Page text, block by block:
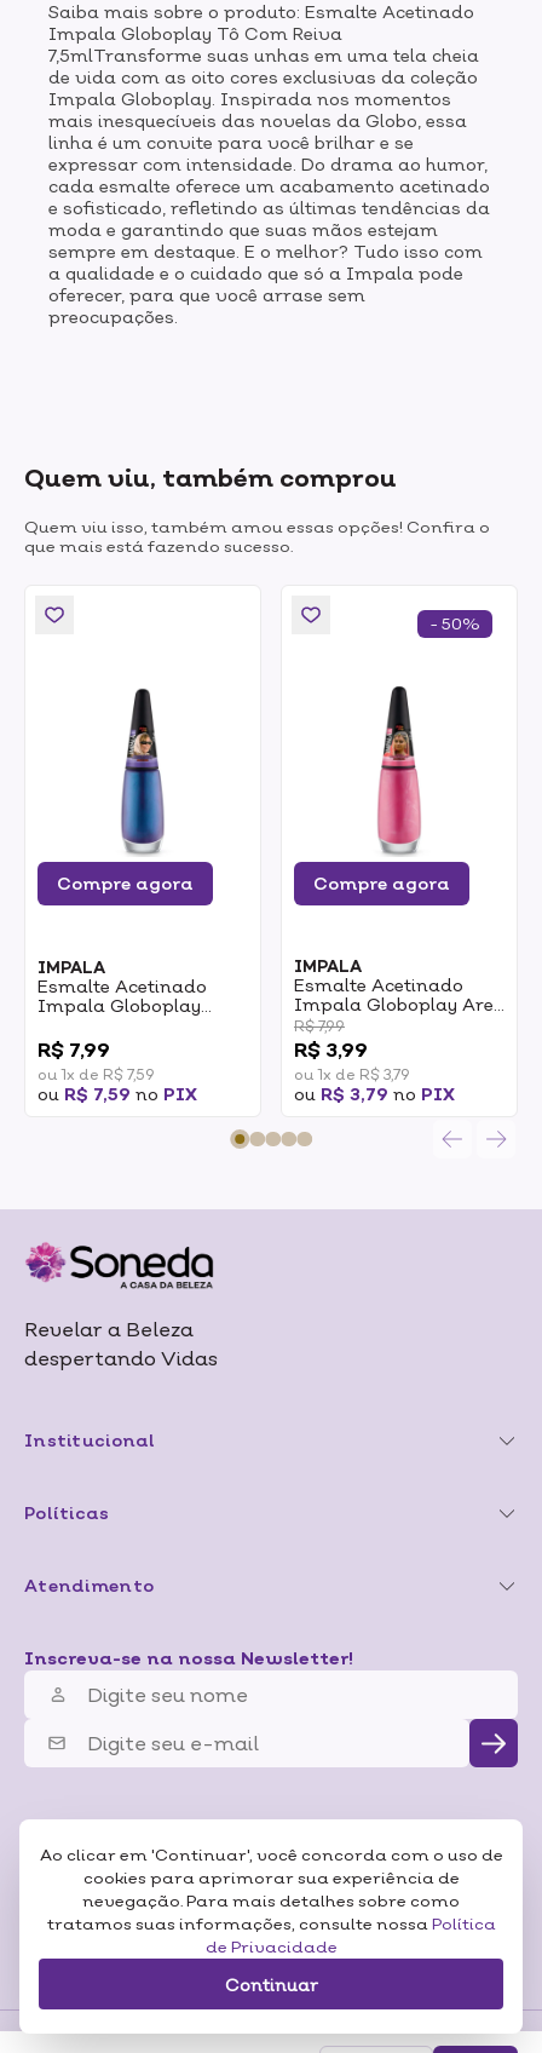
Ao clicar em 'Continuar', você concorda com o uso de
cookies para aprimorar sua experiência de
nevegação. Para mais detalhes sobre como
tratamos suas informações, consulte nossa Política
de Privacidade
Continuar
Saiba mais sobre o produto: Esmalte Acetinado
Impala Globoplay Tô Com Reiva
7,5mlTransforme suas unhas em uma tela cheia
de vida com as oito cores exclusivas da coleção
Impala Globoplay. Inspirada nos momentos
mais inesquecíveis das novelas da Globo, essa
linha é um convite para você brilhar e se
expressar com intensidade. Do drama ao humor,
cada esmalte oferece um acabamento acetinado
e sofisticado, refletindo as últimas tendências da
moda e garantindo que suas mãos estejam
sempre em destaque. E o melhor? Tudo isso com
a qualidade e o cuidado que só a Impala pode
oferecer, para que você arrase sem
preocupações.
Quem viu, também comprou
Quem viu isso, também amou essas opções! Confira o
que mais está fazendo sucesso.
Compre agora
IMPALA
Esmalte Acetinado
Impala Globoplay
R$ 7,99
ou 1x de R$ 7,59
ou R$ 7,59 no PIX
Compre agora
IMPALA
Esmalte Acetinado
Impala Globoplay Are
Baba 7,5ml
R$ 7,99
R$ 3,99
ou 1x de R$ 3,79
ou R$ 3,79 no PIX
- 50%
Revelar a Beleza
despertando Vidas
Institucional
Políticas
Atendimento
Inscreva-se na nossa Newsletter!